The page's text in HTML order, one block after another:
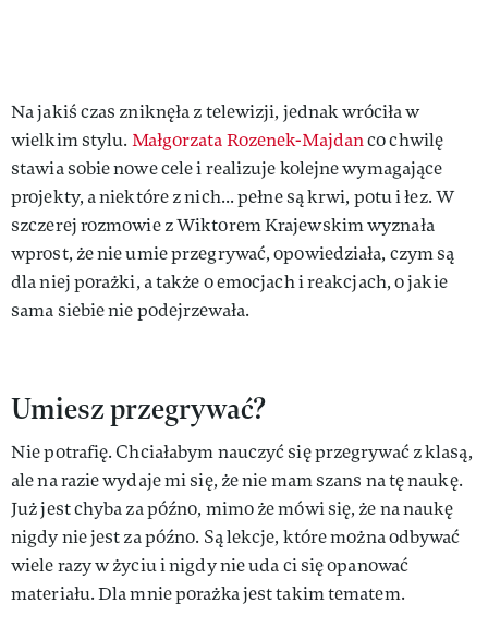
Na jakiś czas zniknęła z telewizji, jednak wróciła w
wielkim stylu. Małgorzata Rozenek-Majdanco chwilę
stawia sobie nowe cele i realizuje kolejne wymagające
projekty, a niektóre z nich... pełne są krwi, potu i łez. W
szczerej rozmowie z Wiktorem Krajewskim wyznała
wprost, że nie umie przegrywać, opowiedziała, czym są
dla niej porażki, a także o emocjach i reakcjach, o jakie
sama siebie nie podejrzewała.
Umiesz przegrywać?
Nie potrafię. Chciałabym nauczyć się przegrywać z klasą,
ale na razie wydaje mi się, że nie mam szans na tę naukę.
Już jest chyba za późno, mimo że mówi się, że na naukę
nigdy nie jest za późno. Są lekcje, które można odbywać
wiele razy w życiu i nigdy nie uda ci się opanować
materiału. Dla mnie porażka jest takim tematem.